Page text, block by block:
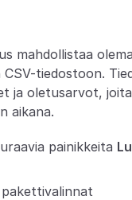
mahdollistaa
tiedostoon.
ja oletusarvot,
aikana.
painikkeita
pakettivalinnat